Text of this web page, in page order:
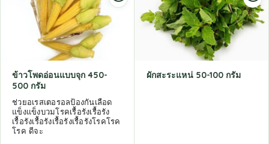
ข้าวโพดอ่อนแบบจุก 450-
500 กรัม
ช่วยอเรสเตอรอลป้องกันเลือด
แข็งแข็งบวมโรคเรื้อรังเรื้อรัง
เรื้อรังเรื้อรังเรื้อรังเรื้อรังโรคโรค
โรค ดีจะ
ผักสะระแหน่ 50-100 กรัม